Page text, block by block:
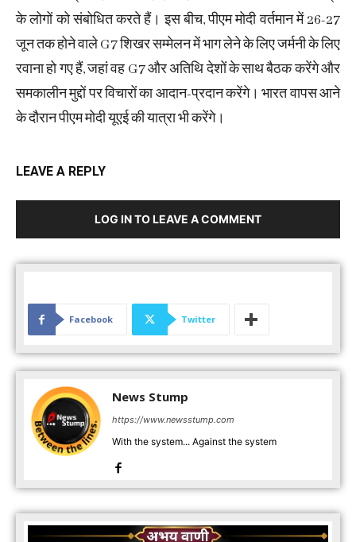
के लोगों को संबोधित करते हैं। इस बीच, पीएम मोदी वर्तमान में 26-27
जून तक होने वाले G7 शिखर सम्मेलन में भाग लेने के लिए जर्मनी के लिए
रवाना हो गए हैं, जहां वह G7 और अतिथि देशों के साथ बैठक करेंगे और
समकालीन मुद्दों पर विचारों का आदान-प्रदान करेंगे। भारत वापस आने
के दौरान पीएम मोदी यूएई की यात्रा भी करेंगे।
LEAVE A REPLY
LOG IN TO LEAVE A COMMENT
Facebook Twitter
News Stump
https://www.newsstump.com
With the system... Against the system